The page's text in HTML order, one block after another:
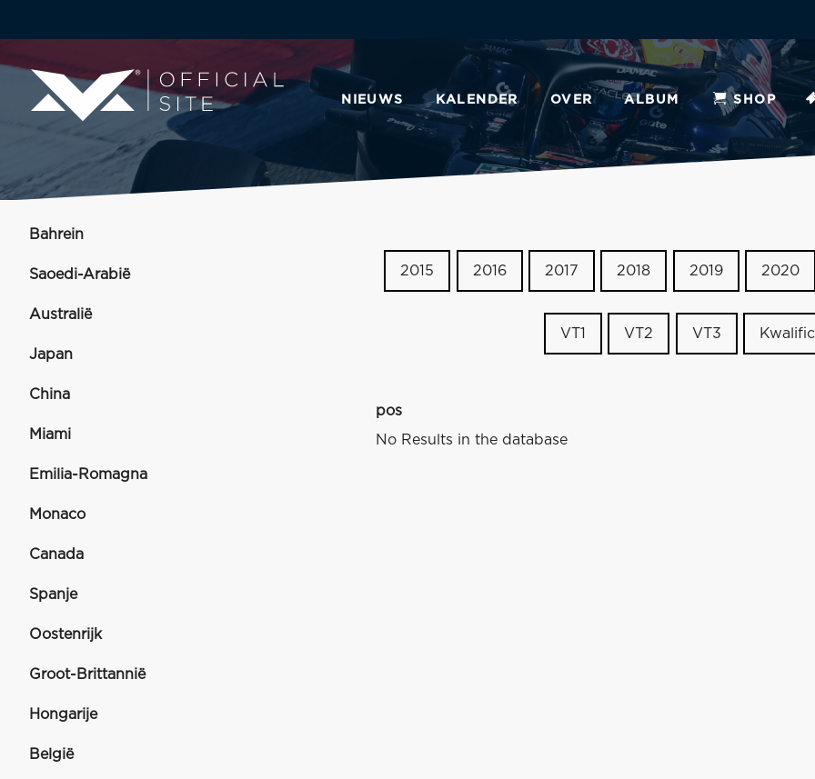
NIEUWS KALENDER OVER ALBUM SHOP
Bahrein
Saoedi-Arabië
Australië
Japan
China
Miami
Emilia-Romagna
Monaco
Canada
Spanje
Oostenrijk
Groot-Brittannië
Hongarije
België
2015 2016 2017 2018 2019 2020
VT1 VT2 VT3
pos
No Results in the database